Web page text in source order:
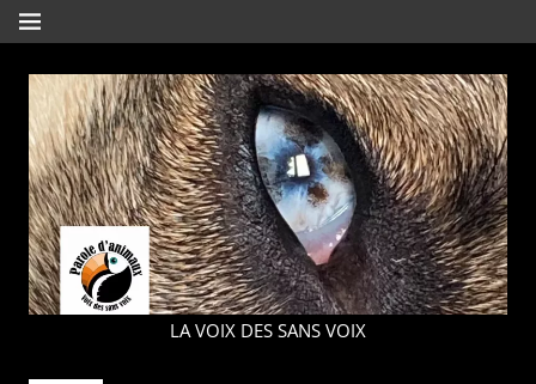
Aller
au
contenu
MENU
PAROLE
LA VOIX DES SANS VOIX